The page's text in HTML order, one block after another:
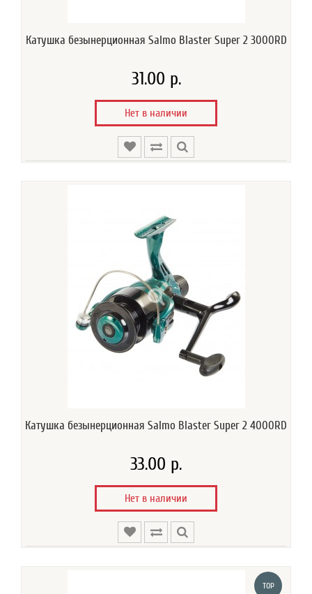
Катушка безынерционная Salmo Blaster Super 2 3000RD
31.00 р.
Нет в наличии
Катушка безынерционная Salmo Blaster Super 2 4000RD
33.00 р.
Нет в наличии
TOP